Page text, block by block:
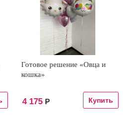
Готовое решение «Овца и
кошка»
4 175 Р